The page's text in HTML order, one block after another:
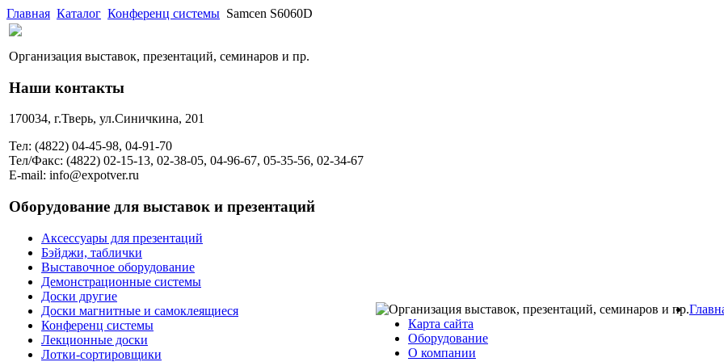
Главная Каталог Конференц системы Samcen S6060D
Организация выставок, презентаций, семинаров и пр.
Наши контакты
170034, г.Тверь, ул.Синичкина, 201
Тел: (4822) 04-45-98, 04-91-70
Тел/Факс: (4822) 02-15-13, 02-38-05, 04-96-67, 05-35-56, 02-34-67
E-mail: info@expotver.ru
Оборудование для выставок и презентаций
Аксессуары для презентаций
Бэйджи, таблички
Выставочное оборудование
Демонстрационные системы
Доски другие
Доски магнитные и самоклеящиеся
Конференц системы
Лекционные доски
Лотки-сортировщики
Карта сайта
Оборудование
О компании